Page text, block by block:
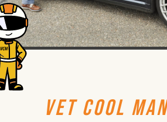
VET COOL